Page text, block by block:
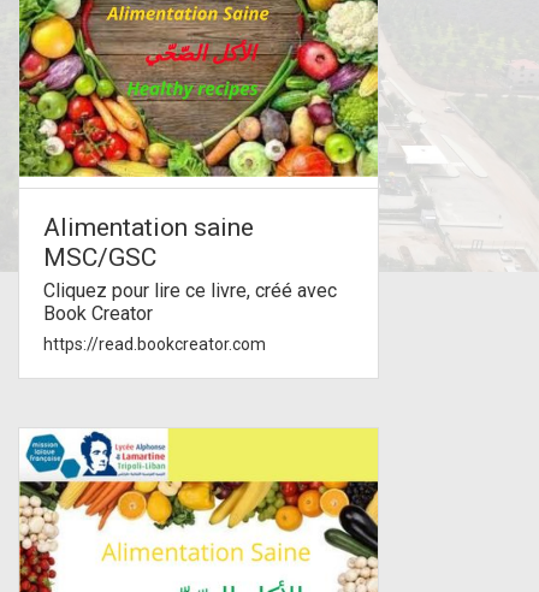
Alimentation saine
MSC/GSC
Cliquez pour lire ce livre, créé avec
Book Creator
https://read.bookcreator.com